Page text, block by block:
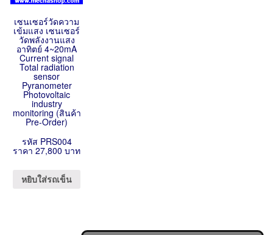
เซนเซอร์วัดความ
เข้มแสง เซนเซอร์
วัดพลังงานแสง
อาทิตย์ 4~20mA
Current signal
Total radiation
sensor
Pyranometer
Photovoltaic
industry
monitoring (สินค้า
Pre-Order)
รหัส PRS004
ราคา 27,800 บาท
หยิบใส่รถเข็น